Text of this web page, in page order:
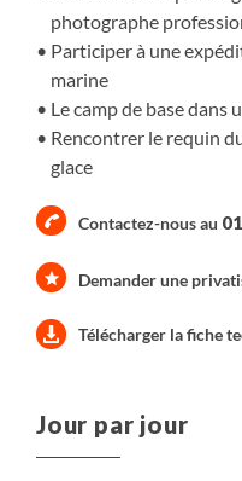
photographe
Participer à une
marine
Le camp de base dans
Rencontrer le requin
glace
Contactez-nous au
Demander une
Télécharger la fiche
Jour par jour